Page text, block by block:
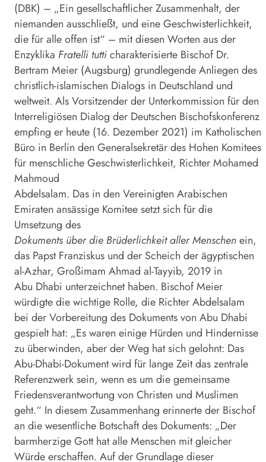
(DBK) – „Ein gesellschaftlicher Zusammenhalt, der
niemanden ausschließt, und eine Geschwisterlichkeit,
die für alle offen ist“ – mit diesen Worten aus der
Enzyklika Fratelli tutticharakterisierte Bischof Dr.
Bertram Meier (Augsburg) grundlegende Anliegen des
christlich-islamischen Dialogs in Deutschland und
weltweit. Als Vorsitzender der Unterkommission für den
Interreligiösen Dialog der Deutschen Bischofskonferenz
empfing er heute (16. Dezember 2021) im Katholischen
Büro in Berlin den Generalsekretär des Hohen Komitees
für menschliche Geschwisterlichkeit, Richter Mohamed
Mahmoud
Abdelsalam. Das in den Vereinigten Arabischen
Emiraten ansässige Komitee setzt sich für die
Umsetzung des
Dokuments über die Brüderlichkeitaller Menschenein,
das Papst Franziskus und der Scheich der ägyptischen
al-Azhar, Großimam Ahmad al-Tayyib, 2019 in
Abu Dhabi unterzeichnet haben. Bischof Meier
würdigte die wichtige Rolle, die Richter Abdelsalam
bei der Vorbereitung des Dokuments von Abu Dhabi
gespielt hat: „Es waren einige Hürden und Hindernisse
zu überwinden, aber der Weg hat sich gelohnt: Das
Abu-Dhabi-Dokument wird für lange Zeit das zentrale
Referenzwerk sein, wenn es um die gemeinsame
Friedensverantwortung von Christen und Muslimen
geht.“ In diesem Zusammenhang erinnerte der Bischof
an die wesentliche Botschaft des Dokuments: „Der
barmherzige Gott hat alle Menschen mit gleicher
Würde erschaffen. Auf der Grundlage dieser